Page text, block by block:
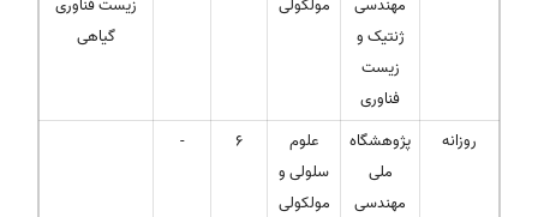
مهندسی
ژنتیک و
زیست
فناوری
مولکولی
زیست فناوری
گیاهی
روزانه
پژوهشگاه
ملی
مهندسی
علوم
سلولی و
مولکولی
6
-